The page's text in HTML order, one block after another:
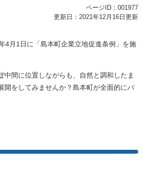
ページID：001977
更新日：2021年12月16日更新
4月1日に「島本町企業立地促進条例」を施
間に位置しながらも、自然と調和したま
開をしてみませんか？島本町が全面的にバ